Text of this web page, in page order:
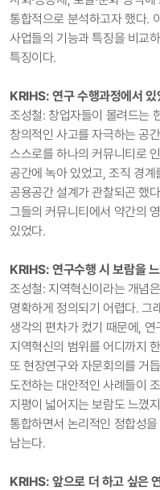
통합적으로 분석하고자 했다.
사업들의 기능과 특징을 비교
특징이다.
KRIHS: 연구 수행과정에서
조성철: 창업자들이 몰려드는
창의적인 사고를 자극하는 공
스스로를 하나의 커뮤니티로
공간에 녹아 있었고, 조직 경
공용공간 설계가 관찰되곤 했
그들의 커뮤니티에서 약간의
있었다.
KRIHS: 연구수행 시 보람을
조성철: 지역혁신이라는 개념
명확하게 정의되기 어렵다. 그
생각의 편차가 컸기 때문에,
지역혁신의 범위를 어디까지
또 현장연구와 자문회의를 거
도전하는 대안적인 사례들이
지평이 넓어지는 보람도 느꼈
통합하면서 논리적인 정합성
남는다.
KRIHS: 앞으로 더 하고 싶은